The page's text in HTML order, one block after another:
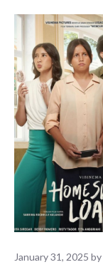
January 31, 2025 by